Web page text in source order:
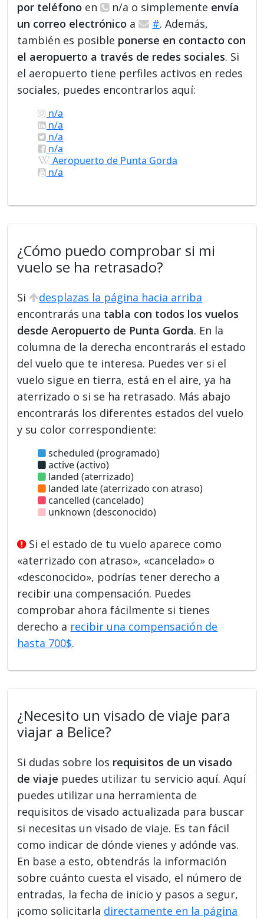
por teléfono en n/a o simplemente envía
un correo electrónico a #. Además,
también es posible ponerse en contacto con
el aeropuerto a través de redes sociales. Si
el aeropuerto tiene perfiles activos en redes
sociales, puedes encontrarlos aquí:
n/a
n/a
n/a
n/a
Aeropuerto de Punta Gorda
n/a
¿Cómo puedo comprobar si mi
vuelo se ha retrasado?
Si
desplazas la página hacia arriba
encontrarás una tabla con todos los vuelos
desde Aeropuerto de Punta Gorda. En la
columna de la derecha encontrarás el estado
del vuelo que te interesa. Puedes ver si el
vuelo sigue en tierra, está en el aire, ya ha
aterrizado o si se ha retrasado. Más abajo
encontrarás los diferentes estados del vuelo
y su color correspondiente:
scheduled (programado)
active (activo)
landed (aterrizado)
landed late (aterrizado con atraso)
cancelled (cancelado)
unknown (desconocido)
Si el estado de tu vuelo aparece como
«aterrizado con atraso», «cancelado» o
«desconocido», podrías tener derecho a
recibir una compensación. Puedes
comprobar ahora fácilmente si tienes
derecho a recibir una compensación de
hasta 700$.
¿Necesito un visado de viaje para
viajar a Belice?
Si dudas sobre los requisitos de un visado
de viaje puedes utilizar tu servicio aquí. Aquí
puedes utilizar una herramienta de
requisitos de visado actualizada para buscar
si necesitas un visado de viaje. Es tan fácil
como indicar de dónde vienes y adónde vas.
En base a esto, obtendrás la información
sobre cuánto cuesta el visado, el número de
entradas, la fecha de inicio y pasos a segur,
¡como solicitarla directamente en la página